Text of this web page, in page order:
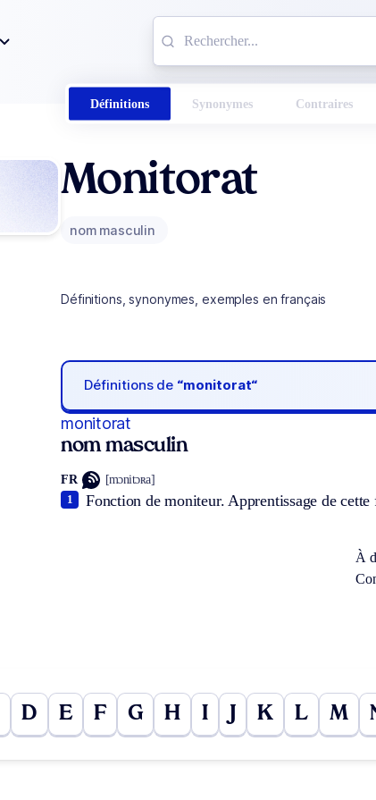
Définitions Synonymes Contraires
Monitorat
nom masculin
Définitions, synonymes, exemples en français
Définitions de “monitorat“
monitorat
nom masculin
FR [mɔnitɔʀa]
Fonction de moniteur. Apprentissage de
1
À
D E F G H I K L M